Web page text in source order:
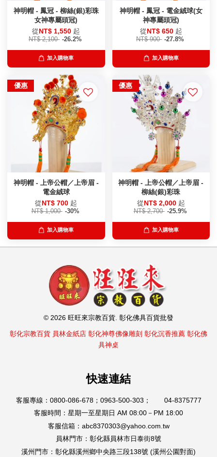
神明帽 - 鳳冠 - 柳絲(銀)彩珠
女神專屬頭冠)
從NT$ 1,550 起
NT$ 2,100 -26.2%
加入購物車
神明帽 - 鳳冠 - 電金絨球(女
神專屬頭冠)
從NT$ 650 起
NT$ 900 -27.8%
加入購物車
優惠
神明帽 - 上帝公帽／上帝眉 -
電金絨球
從NT$ 700 起
NT$ 1,000 -30%
加入購物車
優惠
神明帽 - 上帝公帽／上帝眉 -
柳絲(銀)彩珠
從NT$ 2,000 起
NT$ 2,700 -25.9%
加入購物車
© 2026 旺旺來宗教百貨. 彰化佛具百貨批發
彰化宗教百貨 員林金紙店 彰化神尊佛像雕刻 彰化沉香推薦 彰化佛
具神桌
快速連結
客服專線：0800-086-678；0963-500-303； 04-8375777
客服時間：星期一至星期日 AM 08:00－PM 18:00
客服信箱：abc8370303@yahoo.com.tw
員林門市：彰化縣員林市日泰街8號
溪州門市：彰化縣溪州鄉中央路三段138號 (溪州公園對面)